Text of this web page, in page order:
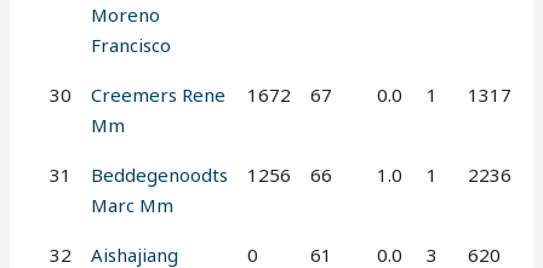
Moreno
Francisco
30
Creemers Rene
Mm
1672 67 0.0 1 1317
31
Beddegenoodts
Marc Mm
1256 66 1.0 1 2236
32
Aishajiang
0 61 0.0 3 620